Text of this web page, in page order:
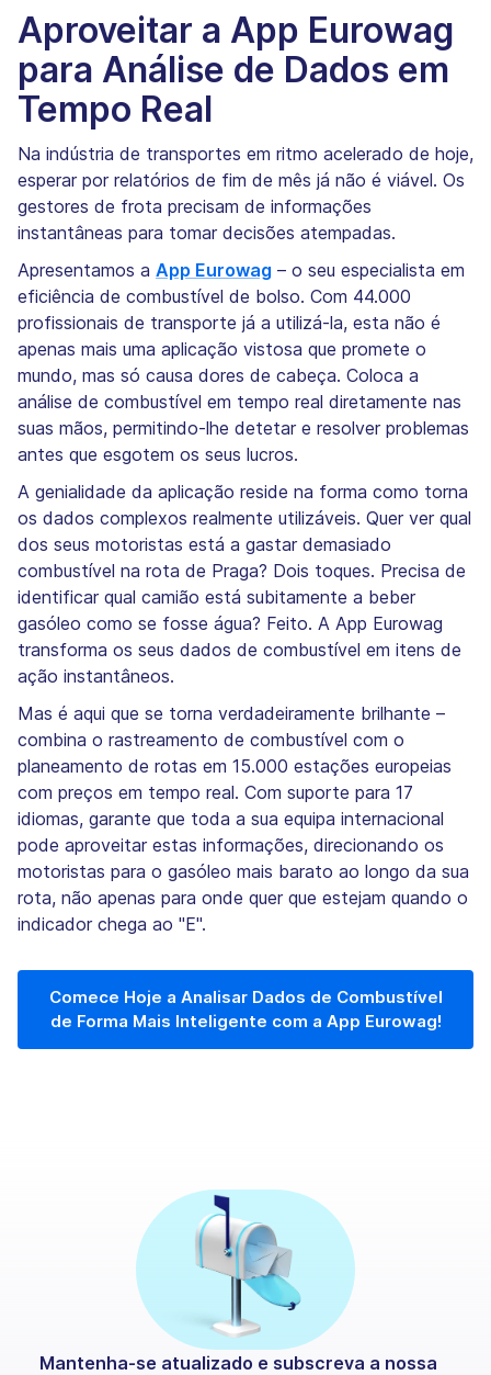
Aproveitar a App Eurowag
para Análise de Dados em
Tempo Real
Na indústria de transportes em ritmo acelerado de hoje,
esperar por relatórios de fim de mês já não é viável. Os
gestores de frota precisam de informações
instantâneas para tomar decisões atempadas.
Apresentamos a App Eurowag – o seu especialista em
eficiência de combustível de bolso. Com 44.000
profissionais de transporte já a utilizá-la, esta não é
apenas mais uma aplicação vistosa que promete o
mundo, mas só causa dores de cabeça. Coloca a
análise de combustível em tempo real diretamente nas
suas mãos, permitindo-lhe detetar e resolver problemas
antes que esgotem os seus lucros.
A genialidade da aplicação reside na forma como torna
os dados complexos realmente utilizáveis. Quer ver qual
dos seus motoristas está a gastar demasiado
combustível na rota de Praga? Dois toques. Precisa de
identificar qual camião está subitamente a beber
gasóleo como se fosse água? Feito. A App Eurowag
transforma os seus dados de combustível em itens de
ação instantâneos.
Mas é aqui que se torna verdadeiramente brilhante –
combina o rastreamento de combustível com o
planeamento de rotas em 15.000 estações europeias
com preços em tempo real. Com suporte para 17
idiomas, garante que toda a sua equipa internacional
pode aproveitar estas informações, direcionando os
motoristas para o gasóleo mais barato ao longo da sua
rota, não apenas para onde quer que estejam quando o
indicador chega ao "E".
Comece Hoje a Analisar Dados de Combustível
de Forma Mais Inteligente com a App Eurowag!
Mantenha-se atualizado e subscreva a nossa